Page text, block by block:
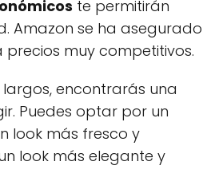
te permitirán
Amazon se ha asegurado
muy competitivos.
encontrarás una
Puedes optar por un
look más fresco y
look más elegante y